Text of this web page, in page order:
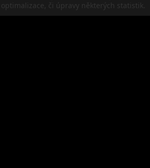
či úpravy některých statistik.